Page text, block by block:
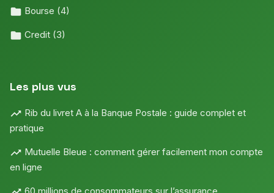
Bourse (4)
Credit (3)
Les plus vus
Rib du livret A à la Banque Postale : guide complet et
pratique
Mutuelle Bleue : comment gérer facilement mon compte
en ligne